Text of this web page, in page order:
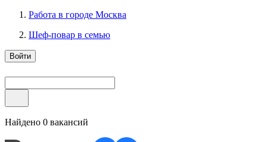
Работа в городе Москва
Шеф-повар в семью
Войти
Найдено 0 вакансий